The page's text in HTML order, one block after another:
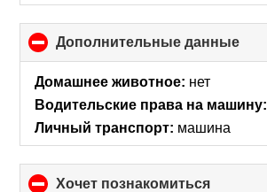
Дополнительные данные
to
Домашнее животное: нет
Водительские права на машину:
Личный транспорт: машина
хочет познакомиться